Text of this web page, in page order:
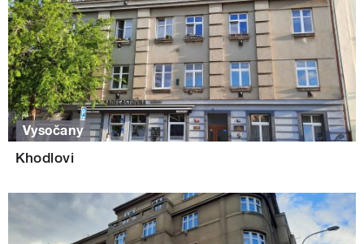
Vysočany
Khodlovi